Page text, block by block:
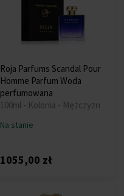
Roja Parfums Scandal Pour
Homme Parfum Woda
perfumowana
100ml - Kolonia - Mężczyzn
Na stanie
1055,00 zł